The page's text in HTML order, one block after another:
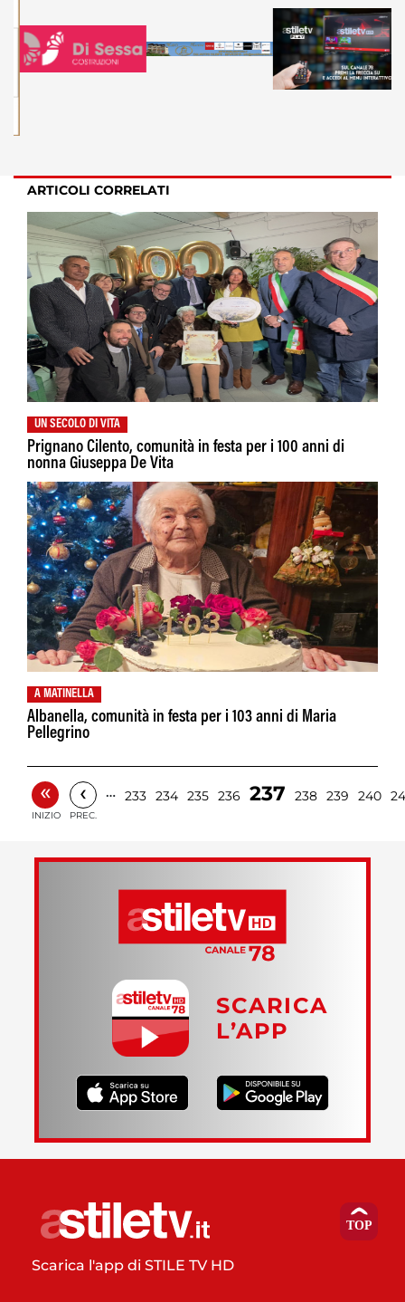
ARTICOLI CORRELATI
UN SECOLO DI VITA
Prignano Cilento, comunità in festa per i 100 anni di
nonna Giuseppa De Vita
A MATINELLA
Albanella, comunità in festa per i 103 anni di Maria
Pellegrino
«
INIZIO
‹
PREC.
… 233 234 235 236 237 238 239 240
SCARICA
L’APP
Scarica l'app di STILE TV HD